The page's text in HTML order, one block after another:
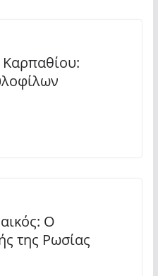
Καρπαθίου:
Ο
της Ρωσίας